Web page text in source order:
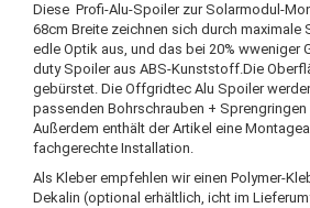
Diese Profi-Alu-Spoiler zur Solarmodul-
68cm Breite zeichnen sich durch maximale
edle Optik aus, und das bei 20% wweniger
duty Spoiler aus ABS-Kunststoff.Die
gebürstet. Die Offgridtec Alu Spoiler
passenden Bohrschrauben +
Außerdem enthält der Artikel eine
fachgerechte Installation.
Als Kleber empfehlen wir einen Polymer-
Dekalin (optional erhältlich, icht im